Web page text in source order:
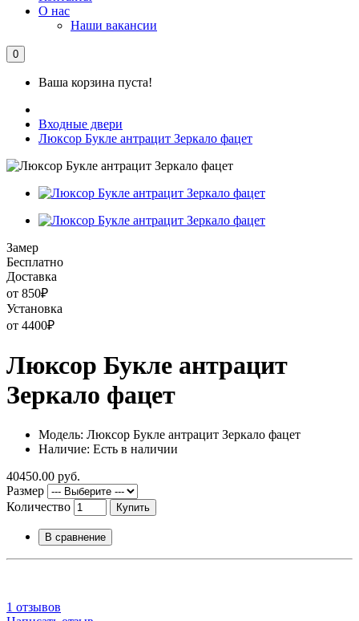
О нас
Наши вакансии
0
Ваша корзина пуста!
Входные двери
Люксор Букле антрацит Зеркало фацет
Замер
Бесплатно
Доставка
от 850₽
Установка
от 4400₽
Люксор Букле антрацит
Зеркало фацет
Модель: Люксор Букле антрацит Зеркало фацет
Наличие: Есть в наличии
40450.00 руб.
Размер
Количество
Купить
В сравнение
1 отзывов